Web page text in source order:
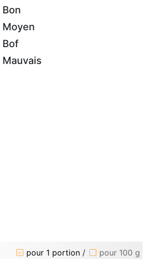
Bon
Moyen
Bof
Mauvais
pour 1 portion / pour 100 g